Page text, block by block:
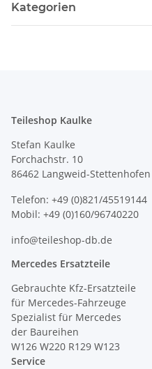
Kategorien
Teileshop Kaulke
Stefan Kaulke
Forchachstr. 10
86462 Langweid-Stettenhofen
Telefon: +49 (0)821/45519144
Mobil: +49 (0)160/96740220
info@teileshop-db.de
Mercedes Ersatzteile
Gebrauchte Kfz-Ersatzteile
für Mercedes-Fahrzeuge
Spezialist für Mercedes
der Baureihen
W126 W220 R129 W123
Service